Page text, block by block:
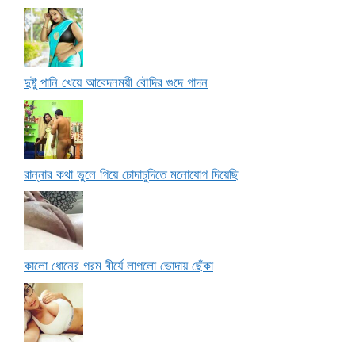
দুষ্টু পানি খেয়ে আবেদনময়ী বৌদির গুদে গাদন
রান্নার কথা ভুলে গিয়ে চোদাচুদিতে মনোযোগ দিয়েছি
কালো ধোনের গরম বীর্যে লাগলো ভোদায় ছেঁকা